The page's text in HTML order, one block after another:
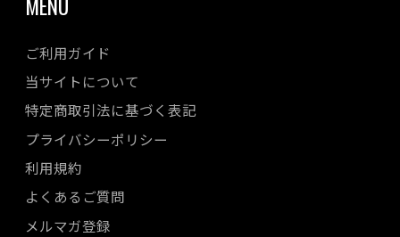
ご利用ガイド
当サイトについて
特定商取引法に基づく表記
プライバシーポリシー
利用規約
よくあるご質問
メルマガ登録